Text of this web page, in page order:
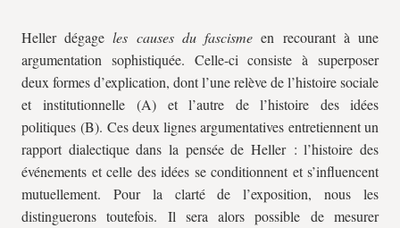
Heller dégageles causes du fascisme en recourant à une
argumentation sophistiquée. Celle-ci consiste à superposer
deux formes d’explication, dont l’une relève de l’histoire sociale
et institutionnelle (A) et l’autre de l’histoire des idées
politiques (B). Ces deux lignes argumentatives entretiennent un
rapport dialectique dans la pensée de Heller : l’histoire des
événements et celle des idées se conditionnent et s’influencent
mutuellement. Pour la clarté de l’exposition, nous les
distinguerons toutefois. Il sera alors possible de mesurer